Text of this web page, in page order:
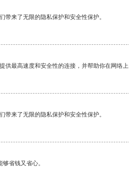
带来了无限的隐私保护和安全性保护。
供最高速度和安全性的连接，并帮助你在网络上
带来了无限的隐私保护和安全性保护。
省钱又省心。